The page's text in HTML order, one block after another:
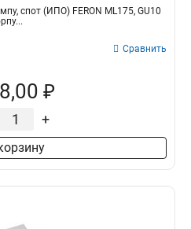
спот (ИПО) FERON ML175, GU10
Сравнить
₽
+